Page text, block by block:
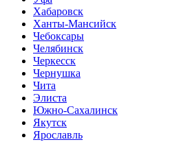
Хабаровск
Ханты-Мансийск
Чебоксары
Челябинск
Черкесск
Чернушка
Чита
Элиста
Южно-Сахалинск
Якутск
Ярославль